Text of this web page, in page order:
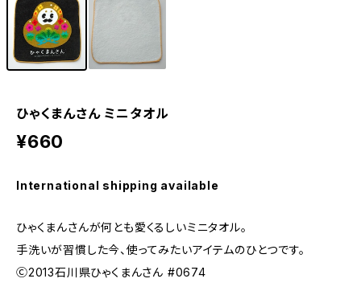
ひゃくまんさん ミニタオル
¥660
International shipping available
ひゃくまんさんが何とも愛くるしいミニタオル。
手洗いが習慣した今、使ってみたいアイテムのひとつです。
Ⓒ2013石川県ひゃくまんさん #0674